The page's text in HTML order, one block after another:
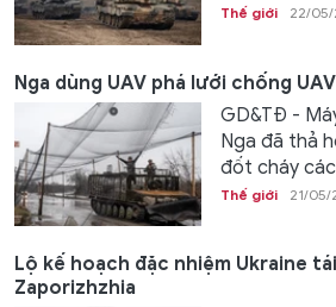
Thế giới 22/05/
Nga dùng UAV phá lưới chống
GD&TĐ -
Nga đã thả
đốt cháy
Thế giới 21/05/
Lộ kế hoạch đặc nhiệm Ukraine
Zaporizhzhia